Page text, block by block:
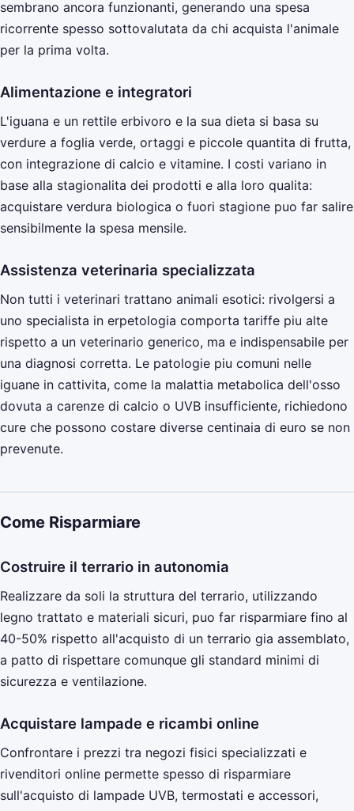
sembrano ancora funzionanti, generando una spesa
ricorrente spesso sottovalutata da chi acquista l'animale
per la prima volta.
Alimentazione e integratori
L'iguana e un rettile erbivoro e la sua dieta si basa su
verdure a foglia verde, ortaggi e piccole quantita di frutta,
con integrazione di calcio e vitamine. I costi variano in
base alla stagionalita dei prodotti e alla loro qualita:
acquistare verdura biologica o fuori stagione puo far salire
sensibilmente la spesa mensile.
Assistenza veterinaria specializzata
Non tutti i veterinari trattano animali esotici: rivolgersi a
uno specialista in erpetologia comporta tariffe piu alte
rispetto a un veterinario generico, ma e indispensabile per
una diagnosi corretta. Le patologie piu comuni nelle
iguane in cattivita, come la malattia metabolica dell'osso
dovuta a carenze di calcio o UVB insufficiente, richiedono
cure che possono costare diverse centinaia di euro se non
prevenute.
Come Risparmiare
Costruire il terrario in autonomia
Realizzare da soli la struttura del terrario, utilizzando
legno trattato e materiali sicuri, puo far risparmiare fino al
40-50% rispetto all'acquisto di un terrario gia assemblato,
a patto di rispettare comunque gli standard minimi di
sicurezza e ventilazione.
Acquistare lampade e ricambi online
Confrontare i prezzi tra negozi fisici specializzati e
rivenditori online permette spesso di risparmiare
sull'acquisto di lampade UVB, termostati e accessori,